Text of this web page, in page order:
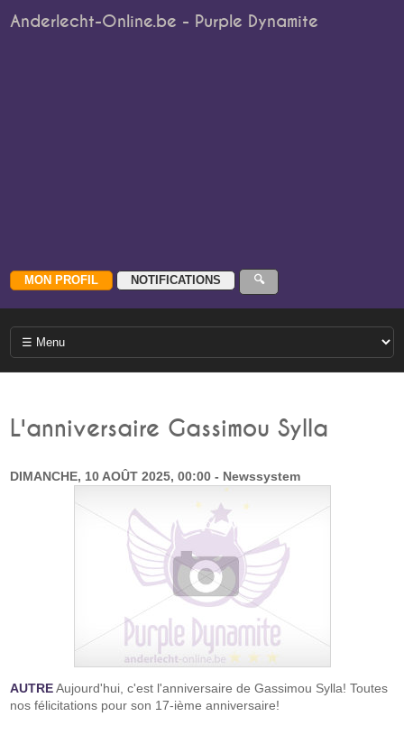
Anderlecht-Online.be - Purple Dynamite
L'anniversaire Gassimou Sylla
DIMANCHE, 10 AOÛT 2025, 00:00 - Newssystem
AUTREAujourd'hui, c'est l'anniversaire de Gassimou Sylla! Toutes
nos félicitations pour son 17-ième anniversaire!